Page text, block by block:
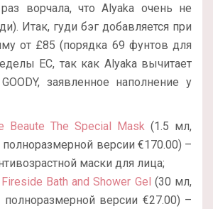
ворчала, что Alyaka очень не
Итак, гуди бэг добавляется при
от £85 (порядка 69 фунтов для
ЕС, так как Alyaka вычитает
заявленное наполнение у
Beaute The Special Mask (1.5 мл,
полноразмерной версии €170.00) –
маски для лица;
Bath and Shower Gel (30 мл,
полноразмерной версии €27.00) –